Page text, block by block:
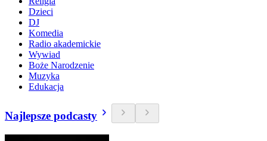
Dzieci
DJ
Komedia
Radio akademickie
Wywiad
Boże Narodzenie
Muzyka
Edukacja
Najlepsze podcasty